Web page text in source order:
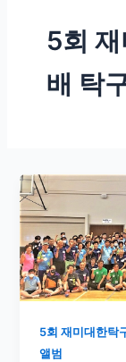
5회
배 탁
5회 재미대한탁
앨범